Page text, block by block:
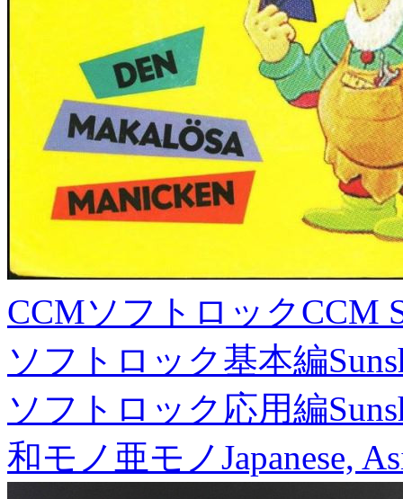
CCMソフトロックCCM
ソフトロック基本編
ソフトロック応用編
和モノ亜モノJapanese,